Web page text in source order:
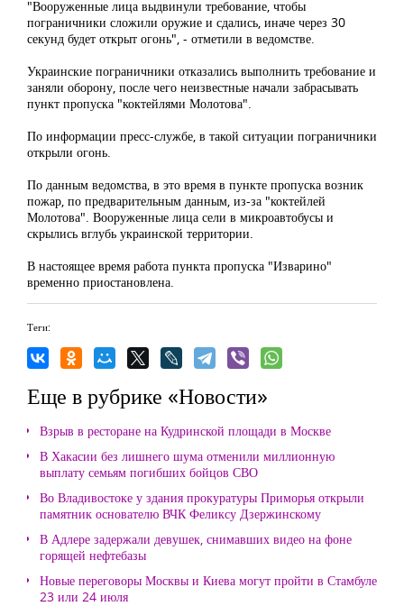
"Вооруженные лица выдвинули требование, чтобы
пограничники сложили оружие и сдались, иначе через 30
секунд будет открыт огонь", - отметили в ведомстве.
Украинские пограничники отказались выполнить требование и
заняли оборону, после чего неизвестные начали забрасывать
пункт пропуска "коктейлями Молотова".
По информации пресс-службе, в такой ситуации пограничники
открыли огонь.
По данным ведомства, в это время в пункте пропуска возник
пожар, по предварительным данным, из-за "коктейлей
Молотова". Вооруженные лица сели в микроавтобусы и
скрылись вглубь украинской территории.
В настоящее время работа пункта пропуска "Изварино"
временно приостановлена.
Теги:
Еще в рубрике «Новости»
Взрыв в ресторане на Кудринской площади в Москве
В Хакасии без лишнего шума отменили миллионную
выплату семьям погибших бойцов СВО
Во Владивостоке у здания прокуратуры Приморья открыли
памятник основателю ВЧК Феликсу Дзержинскому
В Адлере задержали девушек, снимавших видео на фоне
горящей нефтебазы
Новые переговоры Москвы и Киева могут пройти в Стамбуле
23 или 24 июля